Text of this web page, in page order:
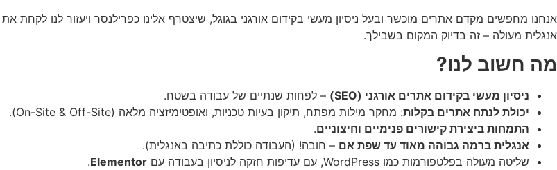
אנגלית מעולה – זה בדיוק המקום בשבילך.
מה חשוב לנו?
ניסיון מעשי בקידום אתרים אורגני (SEO)
– לפחות שנתיים של עבודה בשטח.
יכולת לנתח אתרים בקלות: מחקר מילות מפתח, תיקון בעיות טכניות, ואופטימיזציה מלאה (On-Site & Off-Site).
התמחות ביצירת קישורים פנימיים וחיצוניים.
אנגלית ברמה גבוהה מאוד עד שפת אם – חובה! (העבודה כוללת כתיבה באנגלית).
שליטה מעולה בפלטפורמות כמו WordPress, עם עדיפות חזקה לניסיון בעבודה עם
Elementor
.